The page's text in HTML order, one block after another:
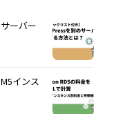
ーバー
インス